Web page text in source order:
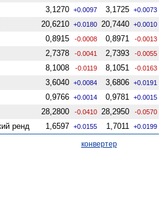
3,1270 +0.0097 3,1725 +0.0073
20,6210 +0.0180 20,7440 +0.0010
0,8915 -0.0008 0,8971 -0.0013
2,7378 -0.0041 2,7393 -0.0055
8,1008 -0.0119 8,1051 -0.0163
3,6040 +0.0084 3,6806 +0.0191
0,9766 +0.0014 0,9781 +0.0015
28,2800 -0.0410 28,2950 -0.0570
ренд 1,6597 +0.0155 1,7011 +0.0199
конвертер